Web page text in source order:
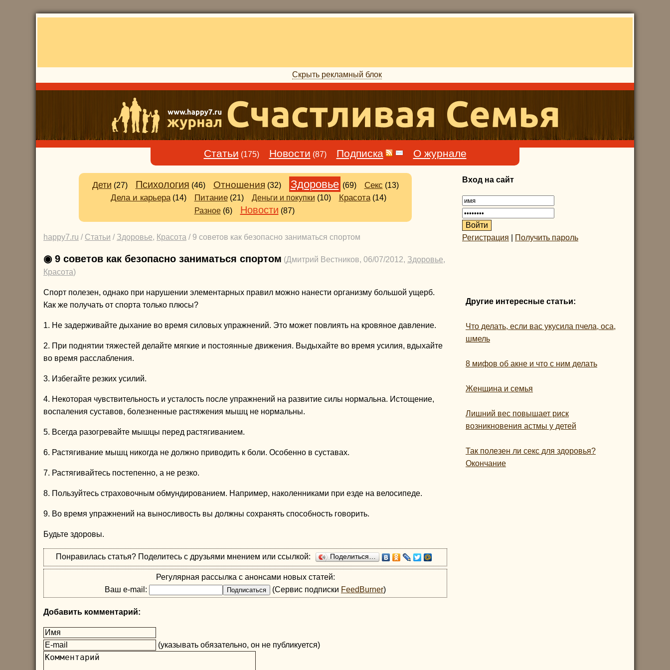
Скрыть рекламный блок
Статьи (175) Новости (87) Подписка О журнале
Дети (27) Психология (46) Отношения (32) Здоровье (69) Секс (13)
Дела и карьера(14) Питание(21) Деньги и покупки (10) Красота(14)
Разное(6) Новости (87)
happy7.ru / Статьи / Здоровье, Красота / 9 советов как безопасно заниматься спортом
◉ 9 советов как безопасно заниматься спортом (Дмитрий Вестников, 06/07/2012, Здоровье,
Красота)
Спорт полезен, однако при нарушении элементарных правил можно нанести организму большой ущерб.
Как же получать от спорта только плюсы?
1. Не задерживайте дыхание во время силовых упражнений. Это может повлиять на кровяное давление.
2. При поднятии тяжестей делайте мягкие и постоянные движения. Выдыхайте во время усилия, вдыхайте
во время расслабления.
3. Избегайте резких усилий.
4. Некоторая чувствительность и усталость после упражнений на развитие силы нормальна. Истощение,
воспаления суставов, болезненные растяжения мышц не нормальны.
5. Всегда разогревайте мышцы перед растягиванием.
6. Растягивание мышц никогда не должно приводить к боли. Особенно в суставах.
7. Растягивайтесь постепенно, а не резко.
8. Пользуйтесь страховочным обмундированием. Например, наколенниками при езде на велосипеде.
9. Во время упражнений на выносливость вы должны сохранять способность говорить.
Будьте здоровы.
Понравилась статья? Поделитесь с друзьями мнением или ссылкой: Поделиться…
Регулярная рассылка с анонсами новых статей:
Ваш e-mail:
(Сервис подписки FeedBurner)
Добавить комментарий:
(указывать обязательно, он не публикуется)
Вход на сайт
Регистрация Получить пароль
Другие интересные статьи:
Что делать, если вас укусила пчела, оса,
шмель
8 мифов об акне и что с ним делать
Женщина и семья
Лишний вес повышает риск
возникновения астмы у детей
Так полезен ли секс для здоровья?
Окончание